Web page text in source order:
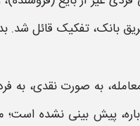
بانک،تفکیک قائل شد.
به صورت نقدی، به
پیش بینی نشده است؛